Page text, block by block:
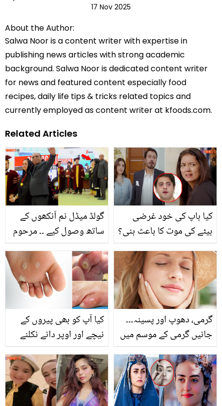
17 Nov 2025
About the Author:
Salwa Noor is a content writer with expertise in
publishing news articles with strong academic
background. Salwa Noor is dedicated content writer
for news and featured content especially food
recipes, daily life tips & tricks related topics and
currently employed as content writer at kfoods.com.
Related Articles
گولڈ میڈل نم آنکھوں کے
ساتھ وصول کیے ۔۔ مرحوم
ہوتے ہوئے میڈیل لینے کی
ویڈیو نے سب کو افسردہ
کردیا
کیا باپ کی خود غرضی
بیٹے کی موت کا باعث بنی؟
سب کو جھنجھوڑ دیا
کیا آپ کو بھی پیروں کے
نیچے اور اوپر دانے نکلنے
ختم کرنے کے 7 آسان
گھریلو ٹپس
گرمی، دھوپ اور پسینہ۔۔۔
جانیں گرمی کے موسم میں
تاکہ آپ کی جلد رہے تروتازہ
اور نکھری نکھری